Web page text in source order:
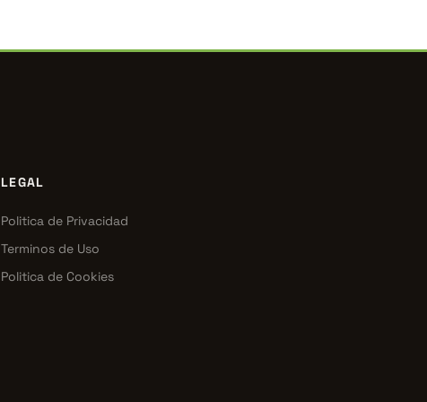
LEGAL
Politica de Privacidad
Terminos de Uso
Politica de Cookies